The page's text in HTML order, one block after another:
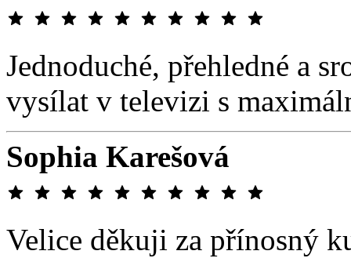
Jednoduché, přehledné a
vysílat v televizi s
Sophia Karešová
Velice děkuji za přínosný